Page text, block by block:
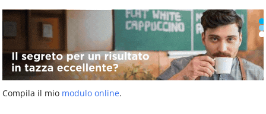
Compila il mio modulo online.